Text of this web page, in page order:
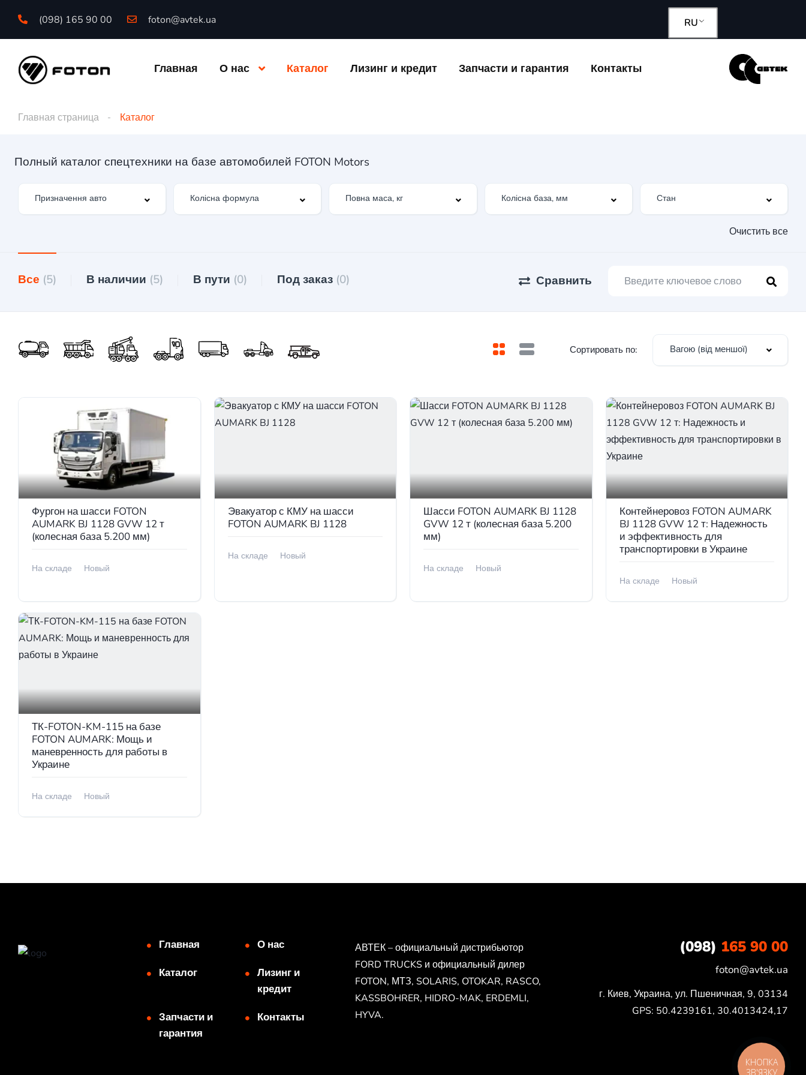
(098) 165 90 00 foton@avtek.ua RU
Главная О нас Каталог Лизинг и кредит Запчасти и гарантия Контакты
Главная страница Каталог
Полный каталог спецтехники на базе автомобилей FOTON Motors
Очистить все
Все (5) В наличии (5) В пути (0) Под заказ (0) Сравнить
Сортировать по: Вагою (від меншої)
Фургон на шасси FOTON
AUMARK BJ 1128 GVW 12 т
(колесная база 5.200 мм)
На складе
Новый
Эвакуатор с КМУ на шасси
FOTON AUMARK BJ 1128
На складе
Новый
Шасси FOTON AUMARK BJ 1128
GVW 12 т (колесная база 5.200
мм)
На складе
Новый
Контейнеровоз FOTON AUMARK
BJ 1128 GVW 12 т: Надежность
и эффективность для
транспортировки в Украине
На складе
Новый
ТК-FOTON-KM-115 на базе
FOTON AUMARK: Мощь и
маневренность для работы в
Украине
На складе
Новый
Главная О нас
Каталог
Лизинг и
кредит
Запчасти и
гарантия
Контакты
АВТЕК – официальный дистрибьютор
FORD TRUCKS и официальный дилер
FOTON, МТЗ, SOLARIS, OTOKAR, RASCO,
KASSBOHRER, HIDRO-MAK, ERDEMLI,
HYVA.
(098) 165 90 00
foton@avtek.ua
г. Киев, Украина, ул. Пшеничная, 9, 03134
GPS: 50.4239161, 30.4013424,17
КНОПКА
ЗВ'ЯЗКУ